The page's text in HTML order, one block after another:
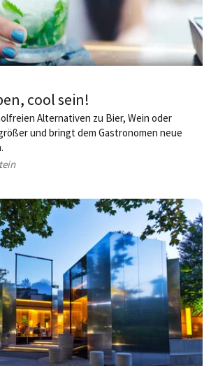
cool sein!
Alternativen zu Bier, Wein oder
und bringt dem Gastronomen neue